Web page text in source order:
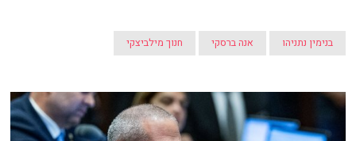
בנימין נתניהו אנה ברסקי חנוך מילביצקי